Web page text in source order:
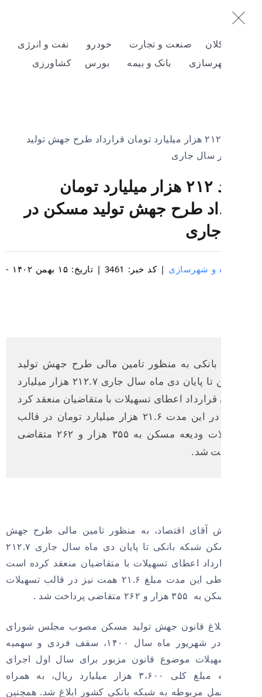
صنعت و تجارت خودرو
نفت و انرژی
بانک و بیمه بورس کشاورزی
انعقاد ۲۱۲ هزار میلیارد تومان
طرح جهش تولید مسکن در
و شهرسازی | کد خبر: 3461 | تاریخ: ۱۵ بهمن ۱۴۰۲ -
به منظور تامین مالی طرح جهش تولید
مسکن تا پایان دی ماه سال جاری ۲۱۲.۷ هزار میلیارد
قرارداد اعطای تسهیلات با متقاضیان منعقد کرد
و نیز در این مدت ۲۱.۶ هزار میلیارد تومان در قالب
تسهیلات ودیعه مسکن به ۳۵۵ هزار و ۲۶۲ متقاضی
آقای اقتصاد، به منظور تامین مالی طرح جهش
تولید مسکن شبکه بانکی تا پایان دی ماه سال جاری ۲۱۲.۷
اعطای تسهیلات با متقاضیان منعقد کرده است
همچنین طی این مدت مبلغ ۲۱.۶ همت نیز در قالب تسهیلات
قانون جهش تولید مسکن مصوب مجلس شورای
اسلامی در شهریور ماه سال ۱۴۰۰، سقف فردی و سهمیه
موضوع قانون مزبور برای سال اول اجرای
قانون به مبلغ کلی ۳،۶۰۰ هزار میلیارد ریال، به همراه
مربوطه به شبکه بانکی کشور ابلاغ شد. همچنین